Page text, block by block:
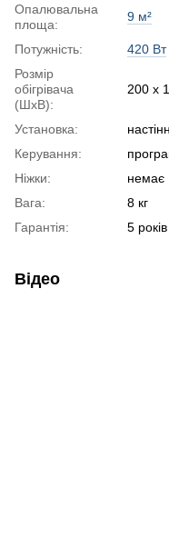
Опалювальна
площа:
9 м²
Потужність:
420 Вт
Розмір
обігрівача
(ШхВ):
200 х
Установка:
Керування:
Ніжки:
немає
Вага:
8 кг
Гарантія:
5 років
Відео